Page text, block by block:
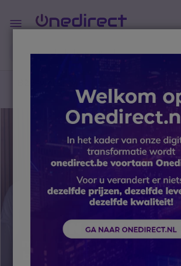
Toggle
Nav
btw)